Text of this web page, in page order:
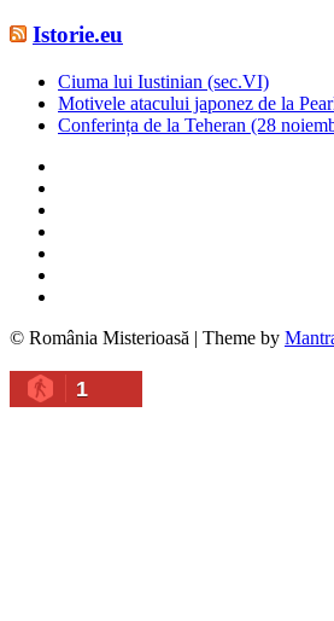
Istorie.eu
Ciuma lui Iustinian (sec.VI)
Motivele atacului japonez de la
Conferința de la Teheran (28
© România Misterioasă | Theme by
1